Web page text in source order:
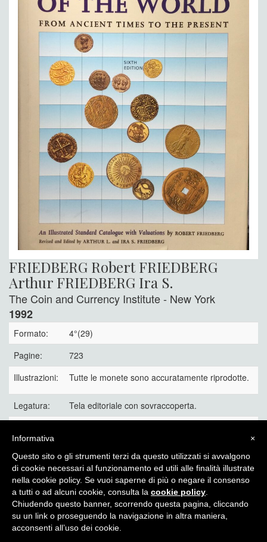
FRIEDBERG Robert FRIEDBERG
Arthur FRIEDBERG Ira S.
The Coin and Currency Institute - New York
1992
Formato:
4°(29)
Pagine:
723
Illustrazioni:
Tutte le monete sono accuratamente riprodotte.
Legatura:
Tela editoriale con sovraccoperta.
Disponibile anche la quinta edizione a 20€
Itinera Alpina - di Angelo Recalcati - p.za Baiamonti, 3 - 20154 -
MI - Tel: 02.33604325 - itineraalpina@fastwebnet.it |Privacy
policy
×
Informativa
Questo sito o gli strumenti terzi da questo utilizzati si avvalgono
di cookie necessari al funzionamento ed utili alle finalità illustrate
nella cookie policy. Se vuoi saperne di più o negare il consenso
a tutti o ad alcuni cookie, consulta la cookie policy
Chiudendo questo banner, scorrendo questa pagina, cliccando
su un link o proseguendo la navigazione in altra maniera,
acconsenti all’uso dei cookie.